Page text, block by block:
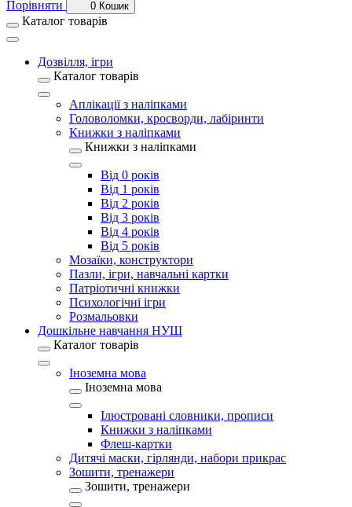
Порівняти
0 Кошик
Каталог товарів
Дозвілля, ігри
Каталог товарів
Аплікації з наліпками
Головоломки, кросворди, лабіринти
Книжки з наліпками
Книжки з наліпками
Від 0 років
Від 1 років
Від 2 років
Від 3 років
Від 4 років
Від 5 років
Мозаїки, конструктори
Пазли, ігри, навчальні картки
Патріотичні книжки
Психологічні ігри
Розмальовки
Дошкільне навчання НУШ
Каталог товарів
Іноземна мова
Іноземна мова
Ілюстровані словники, прописи
Книжки з наліпками
Флеш-картки
Дитячі маски, гірлянди, набори прикрас
Зошити, тренажери
Зошити, тренажери